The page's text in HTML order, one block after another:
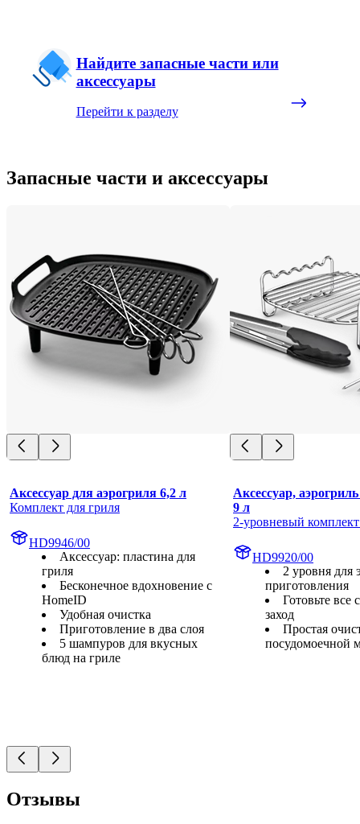
Найдите запасные части или
аксессуары
Перейти к разделу
Запасные части и аксессуары
Аксессуар для аэрогриля 6,2 л
Комплект для гриля
HD9946/00
Аксессуар: пластина для
гриля
Бесконечное вдохновение с
HomeID
Удобная очистка
Приготовление в два слоя
5 шампуров для вкусных
блюд на гриле
Аксессуар, аэрогриль
9 л
2-уровневый
HD9920/00
2 уровня для
приготовления
Готовьте все
заход
Простая
посудомоечной
Отзывы